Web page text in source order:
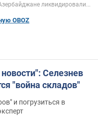
ликвидировали...
OBOZ
Селезнев
"война складов"
и погрузиться в